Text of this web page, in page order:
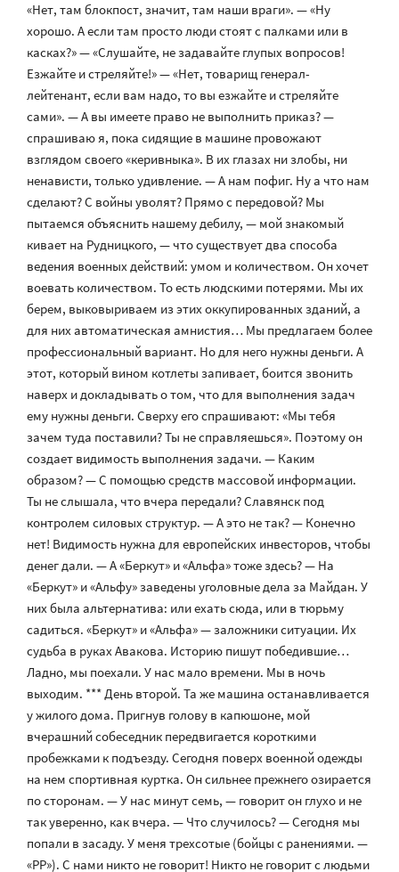
«Нет, там блокпост, значит, там наши враги». — «Ну
хорошо. А если там просто люди стоят с палками или в
касках?» — «Слушайте, не задавайте глупых вопросов!
Езжайте и стреляйте!» — «Нет, товарищ генерал-
лейтенант, если вам надо, то вы езжайте и стреляйте
сами». — А вы имеете право не выполнить приказ? —
спрашиваю я, пока сидящие в машине провожают
взглядом своего «керивныка». В их глазах ни злобы, ни
ненависти, только удивление. — А нам пофиг. Ну а что нам
сделают? С войны уволят? Прямо с передовой? Мы
пытаемся объяснить нашему дебилу, — мой знакомый
кивает на Рудницкого, — что существует два способа
ведения военных действий: умом и количеством. Он хочет
воевать количеством. То есть людскими потерями. Мы их
берем, выковыриваем из этих оккупированных зданий, а
для них автоматическая амнистия… Мы предлагаем более
профессиональный вариант. Но для него нужны деньги. А
этот, который вином котлеты запивает, боится звонить
наверх и докладывать о том, что для выполнения задач
ему нужны деньги. Сверху его спрашивают: «Мы тебя
зачем туда поставили? Ты не справляешься». Поэтому он
создает видимость выполнения задачи. — Каким
образом? — С помощью средств массовой информации.
Ты не слышала, что вчера передали? Славянск под
контролем силовых структур. — А это не так? — Конечно
нет! Видимость нужна для европейских инвесторов, чтобы
денег дали. — А «Беркут» и «Альфа» тоже здесь? — На
«Беркут» и «Альфу» заведены уголовные дела за Майдан. У
них была альтернатива: или ехать сюда, или в тюрьму
садиться. «Беркут» и «Альфа» — заложники ситуации. Их
судьба в руках Авакова. Историю пишут победившие…
Ладно, мы поехали. У нас мало времени. Мы в ночь
выходим. *** День второй. Та же машина останавливается
у жилого дома. Пригнув голову в капюшоне, мой
вчерашний собеседник передвигается короткими
пробежками к подъезду. Сегодня поверх военной одежды
на нем спортивная куртка. Он сильнее прежнего озирается
по сторонам. — У нас минут семь, — говорит он глухо и не
так уверенно, как вчера. — Что случилось? — Сегодня мы
попали в засаду. У меня трехсотые (бойцы с ранениями. —
«РР»). С нами никто не говорит! Никто не говорит с людьми